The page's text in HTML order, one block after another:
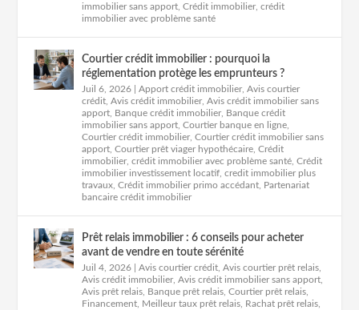
immobilier sans apport ,Crédit immobilier ,crédit
immobilier avec problème santé
Courtier crédit immobilier : pourquoi la
réglementation protège les emprunteurs ?
Juil 6, 2026 |Apport crédit immobilier ,Avis courtier
crédit ,Avis crédit immobilier ,Avis crédit immobilier sans
apport
Banque crédit immobilier
Banque crédit
immobilier sans apport ,Courtier banque en ligne
Courtier crédit immobilier ,Courtier crédit immobilier sans
apport ,Courtier prêt viager hypothécaire ,Crédit
immobilier ,crédit immobilier avec problème santé ,Crédit
immobilier investissement locatif ,credit immobilier plus
travaux ,Crédit immobilier primo accédant
Partenariat
bancaire crédit immobilier
Prêt relais immobilier : 6 conseils pour acheter
avant de vendre en toute sérénité
Juil 4, 2026 |Avis courtier crédit ,Avis courtier prêt relais
Avis crédit immobilier ,Avis crédit immobilier sans apport
Avis prêt relais
Banque prêt relais ,Courtier prêt relais
Financement
Meilleur taux prêt relais Rachat prêt relais